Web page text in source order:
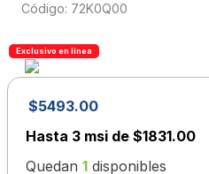
: 72K0Q00
Exclusivo en línea
$5493.00
Hasta 3 msi de $1831.00
Quedan 1 disponibles
colores
6.
boligrafo
7.
sacapuntas
8.
escolar
9 .
escritorio